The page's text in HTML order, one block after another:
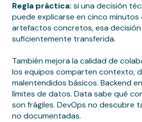
Regla práctica: si una decisión
puede explicarse en cinco minutos
artefactos concretos, esa
suficientemente transferida.
También mejora la calidad de
los equipos comparten contexto,
malentendidos básicos. Backend
límites de datos. Data sabe qué
son frágiles. DevOps no descubre
no documentadas.